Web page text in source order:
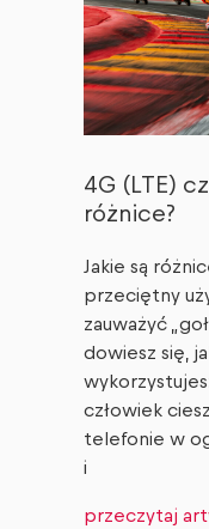
4G (LTE)
różnice?
Jakie są
przeciętny
zauważyć
dowiesz się,
człowiek
telefonie w
i
przeczytaj